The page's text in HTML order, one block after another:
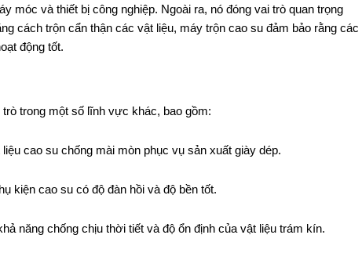
móc và thiết bị công nghiệp. Ngoài ra, nó đóng vai trò quan trọng
cách trộn cẩn thận các vật liệu, máy trộn cao su đảm bảo rằng các
động tốt.
trong một số lĩnh vực khác, bao gồm:
cao su chống mài mòn phục vụ sản xuất giày dép.
kiện cao su có độ đàn hồi và độ bền tốt.
năng chống chịu thời tiết và độ ổn định của vật liệu trám kín.